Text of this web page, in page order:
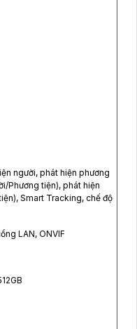
người, phát hiện phương
Phương tiện), phát hiện
Smart Tracking, chế độ
LAN, ONVIF